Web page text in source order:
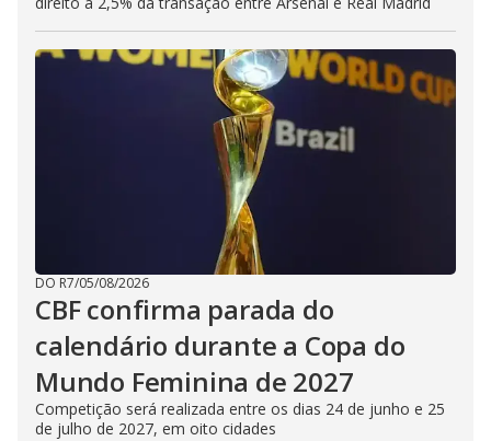
DO R7/05/08/2026
CBF confirma parada do
calendário durante a Copa do
Mundo Feminina de 2027
Competição será realizada entre os dias 24 de junho e 25
de julho de 2027, em oito cidades